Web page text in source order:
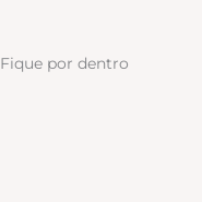
Fique por dentro